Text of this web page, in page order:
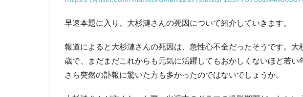
た？
はな
1.1
大杉
漣を
早速本題に入り、大杉漣さんの死因について紹介していきます。
報道によると大杉漣さんの死因は、急性心不全だったそうです。大
歳で、まだまだこれからも元気に活躍してもおかしくないほど若い
さら突然の訃報に驚いた方も多かったのではないでしょうか。